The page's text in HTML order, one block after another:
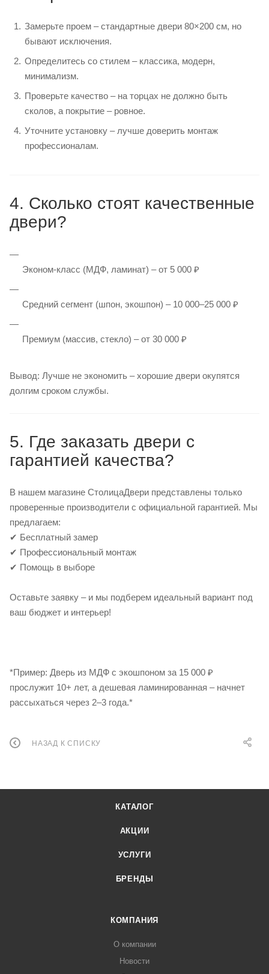
Замерьте проем – стандартные двери 80×200 см, но
бывают исключения.
Определитесь со стилем – классика, модерн,
минимализм.
Проверьте качество – на торцах не должно быть
сколов, а покрытие – ровное.
Уточните установку – лучше доверить монтаж
профессионалам.
4. Сколько стоят качественные
двери?
Эконом-класс (МДФ, ламинат) – от 5 000 ₽
Средний сегмент (шпон, экошпон) – 10 000–25 000 ₽
Премиум (массив, стекло) – от 30 000 ₽
Вывод: Лучше не экономить – хорошие двери окупятся
долгим сроком службы.
5. Где заказать двери с
гарантией качества?
В нашем магазине СтолицаДвери представлены только
проверенные производители с официальной гарантией. Мы
предлагаем:
✔ Бесплатный замер
✔ Профессиональный монтаж
✔ Помощь в выборе
Оставьте заявку – и мы подберем идеальный вариант под
ваш бюджет и интерьер!
*Пример: Дверь из МДФ с экошпоном за 15 000 ₽
прослужит 10+ лет, а дешевая ламинированная – начнет
рассыхаться через 2–3 года.*
НАЗАД К СПИСКУ
КАТАЛОГ
АКЦИИ
УСЛУГИ
БРЕНДЫ
КОМПАНИЯ
О компании
Новости